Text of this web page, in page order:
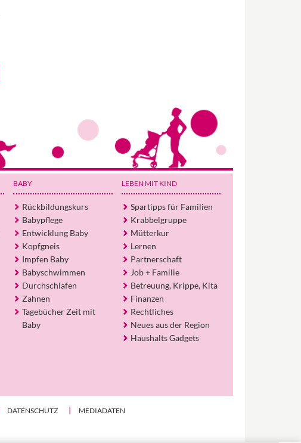
BABY
Rückbildungskurs
Babypflege
Entwicklung Baby
Kopfgneis
Impfen Baby
Babyschwimmen
Durchschlafen
Zahnen
Tagebücher Zeit mit
Baby
LEBEN MIT KIND
Spartipps für Familien
Krabbelgruppe
Mütterkur
Lernen
Partnerschaft
Job + Familie
Betreuung, Krippe, Kita
Finanzen
Rechtliches
Neues aus der Region
Haushalts Gadgets
DATENSCHUTZ
MEDIADATEN
Wir haben Deutschlands ersten
Eltern-Avatar für dich geschaffen!
Egal, welche Frage du hast rund ums
Elternwerden und Elternsein, Kurse, Tipps
und Empfehlungen von Experten.
Hier bekommst du Antworten!
Hilf uns, den Avatar mit deinen Fragen zu
Stück besser zu machen!